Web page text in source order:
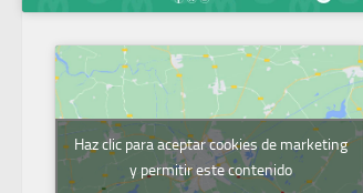
Haz clic para aceptar cookies de marketing
y permitir este contenido